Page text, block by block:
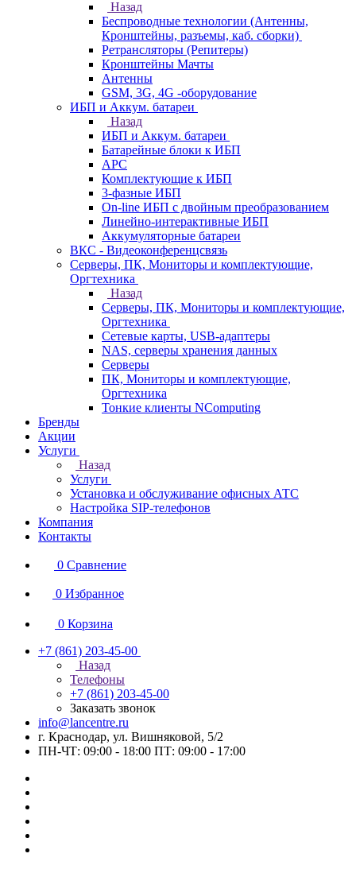
Назад
Беспроводные технологии (Антенны,
Кронштейны, разъемы, каб. сборки)
Ретрансляторы (Репитеры)
Кронштейны Мачты
Антенны
GSM, 3G, 4G -оборудование
ИБП и Аккум. батареи
Назад
ИБП и Аккум. батареи
Батарейные блоки к ИБП
APC
Комплектующие к ИБП
3-фазные ИБП
On-line ИБП с двойным преобразованием
Линейно-интерактивные ИБП
Аккумуляторные батареи
ВКС - Видеоконференцсвязь
Серверы, ПК, Мониторы и комплектующие,
Оргтехника
Назад
Серверы, ПК, Мониторы и комплектующие,
Оргтехника
Сетевые карты, USB-адаптеры
NAS, серверы хранения данных
Серверы
ПК, Мониторы и комплектующие,
Оргтехника
Тонкие клиенты NComputing
Бренды
Акции
Услуги
Назад
Услуги
Установка и обслуживание офисных АТС
Настройка SIP-телефонов
Компания
Контакты
0 Сравнение
0 Избранное
0 Корзина
+7 (861) 203-45-00
Назад
Телефоны
+7 (861) 203-45-00
Заказать звонок
info@lancentre.ru
г. Краснодар, ул. Вишняковой, 5/2
ПН-ЧТ: 09:00 - 18:00 ПТ: 09:00 - 17:00